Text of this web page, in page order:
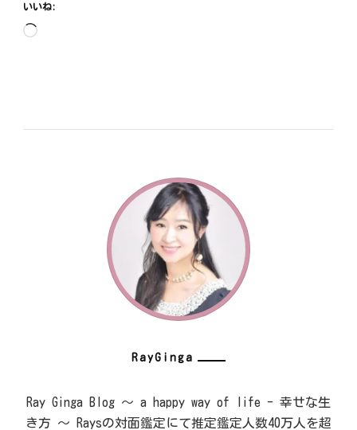
いいね:
読
RayGinga
Ray Ginga Blog ～ a happy way of life - 幸せな生
き方 ～ Raysの対面鑑定にて推定鑑定人数40万人を超